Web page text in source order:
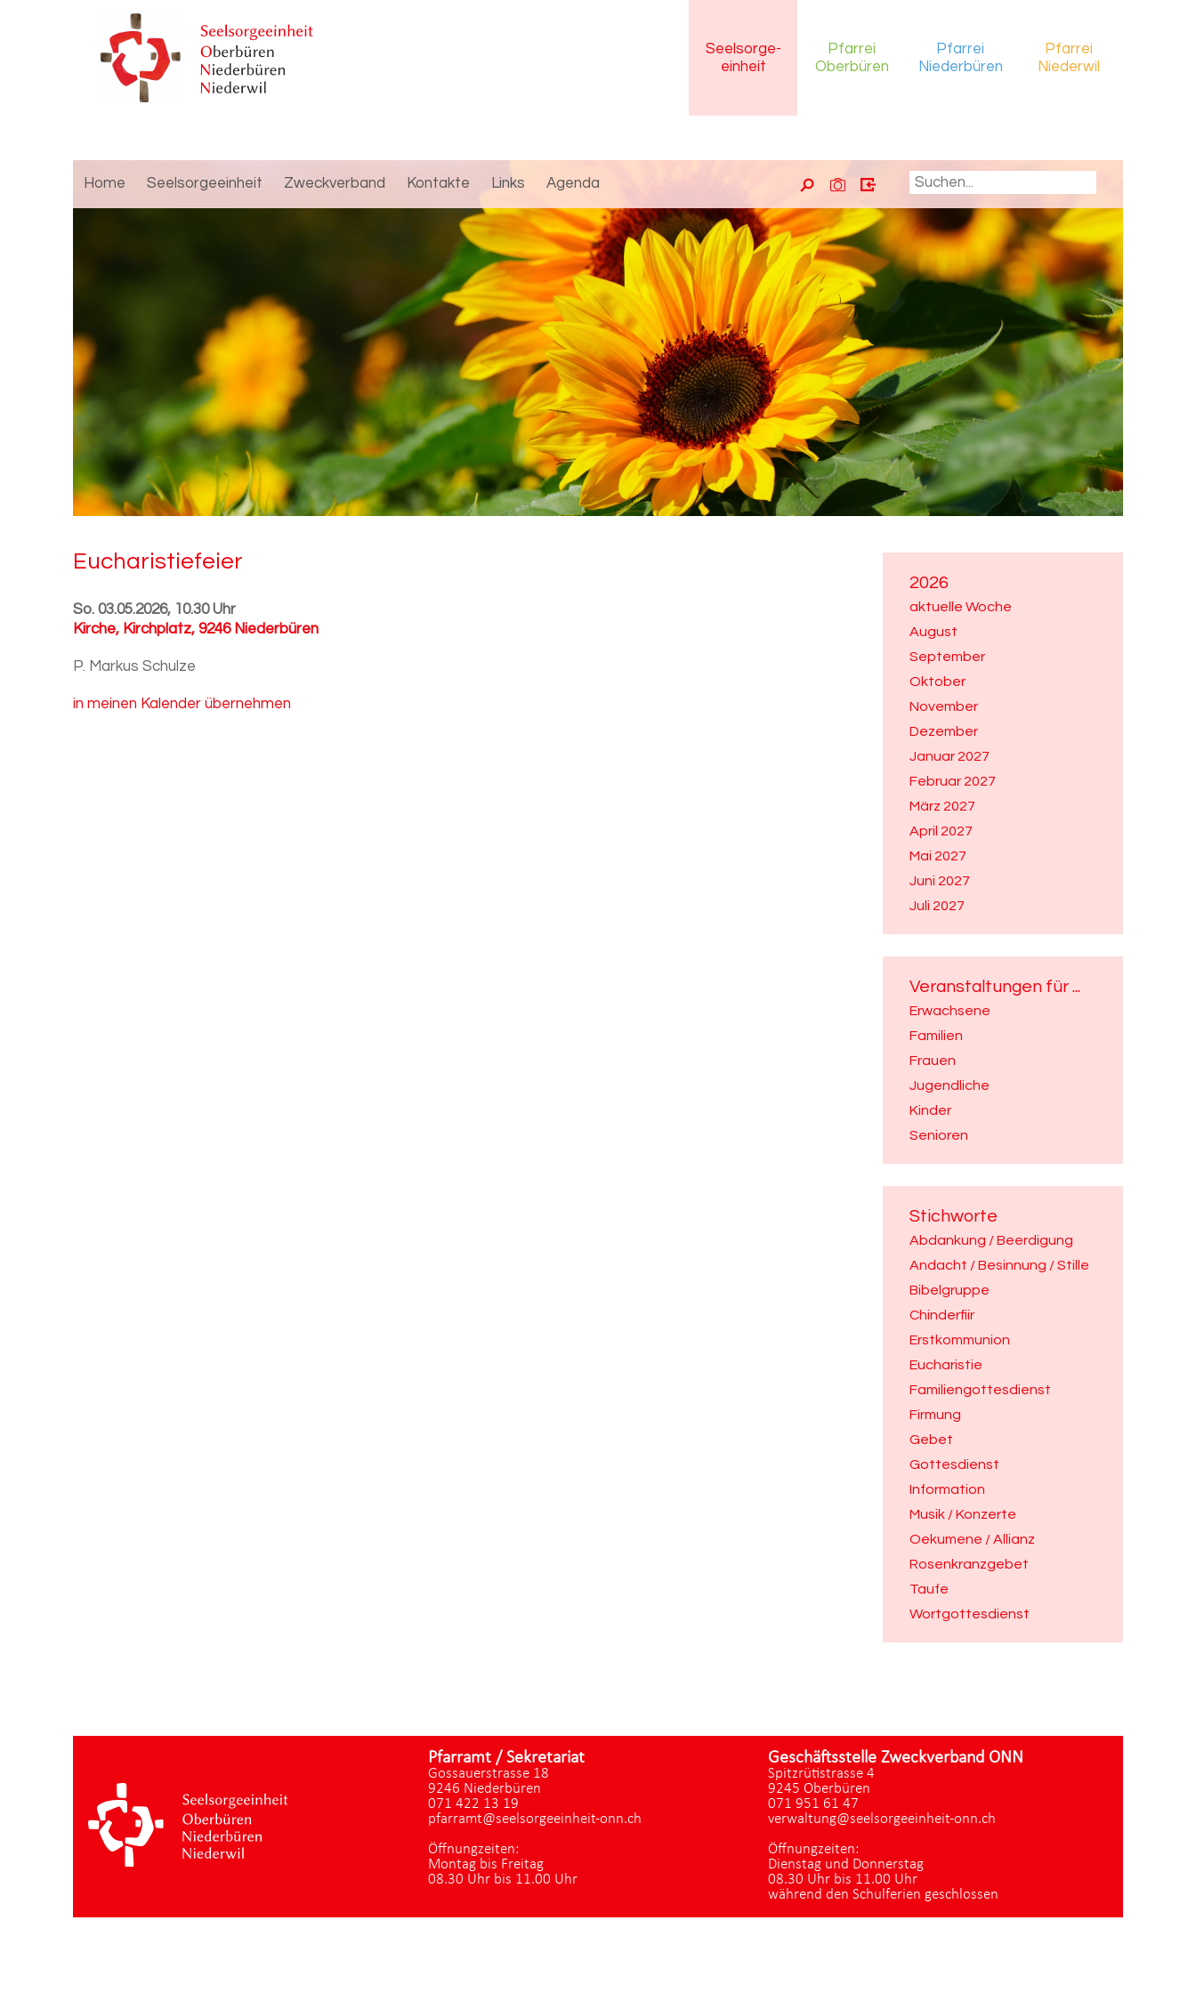
Seelsorge-
einheit
Pfarrei
Oberbüren
Pfarrei
Niederbüren
Pfarrei
Niederwil
Home Seelsorgeeinheit Zweckverband Kontakte Links Agenda
2026
aktuelle Woche
August
September
Oktober
November
Dezember
Januar 2027
Februar 2027
März 2027
April 2027
Mai 2027
Juni 2027
Juli 2027
Veranstaltungen für ...
Erwachsene
Familien
Frauen
Jugendliche
Kinder
Senioren
Stichworte
Abdankung / Beerdigung
Andacht / Besinnung / Stille
Bibelgruppe
Chinderfiir
Erstkommunion
Eucharistie
Familiengottesdienst
Firmung
Gebet
Gottesdienst
Information
Musik / Konzerte
Oekumene / Allianz
Rosenkranzgebet
Taufe
Wortgottesdienst
Eu­cha­ris­tie­fei­er
So. 03.05.2026, 10.30 Uhr
Kirche, Kirchplatz, 9246 Niederbüren
P. Markus Schulze
in meinen Kalender übernehmen
Pfarramt / Sekretariat
Gossauerstrasse 18
9246 Niederbüren
071 422 13 19
pfarramt@seelsorgeeinheit-onn.ch
Öffnungzeiten:
Montag bis Freitag
08.30 Uhr bis 11.00 Uhr
Geschäftsstelle Zweckverband ONN
Spitzrütistrasse 4
9245 Oberbüren
071 951 61 47
verwaltung@seelsorgeeinheit-onn.ch
Öffnungzeiten:
Dienstag und Donnerstag
08.30 Uhr bis 11.00 Uhr
während den Schulferien geschlossen